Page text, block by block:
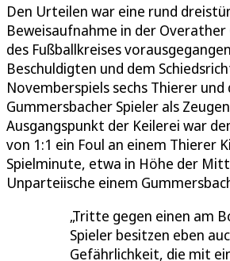
Den Urteilen war eine rund
Beweisaufnahme in der
des Fußballkreises
Beschuldigten und dem
Novemberspiels sechs Thierer und
Gummersbacher Spieler als
Ausgangspunkt der Keilerei war
von 1:1 ein Foul an einem Thierer
Spielminute, etwa in Höhe der
Unparteiische einem
Tritte gegen einen am
Spieler besitzen eben
Gefährlichkeit, die mit